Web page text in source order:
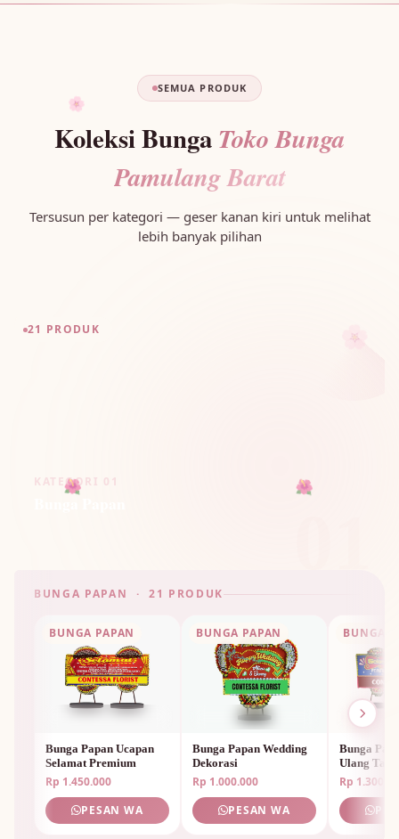
🌺
🌸
SEMUA PRODUK
Koleksi Bunga Toko Bunga
Pamulang Barat
Tersusun per kategori — geser kanan kiri untuk melihat
lebih banyak pilihan
21 PRODUK 🌸
KATEGORI 01
Bunga Papan
BUNGA PAPAN · 21 PRODUK
BUNGA PAPAN
Bunga Papan Ucapan
Selamat Premium
Rp 1.450.000
PESAN WA
BUNGA PAPAN
Bunga Papan Wedding
Dekorasi
Rp 1.000.000
PESAN WA
BUNGA
Bunga
Ulang
Unik
Rp